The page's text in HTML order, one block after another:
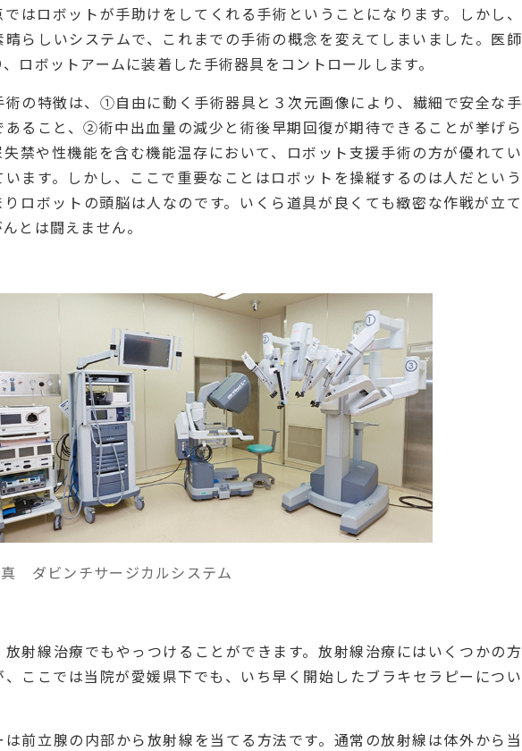
はロボットが手助けをしてくれる手術ということになります。しかし、
晴らしいシステムで、これまでの手術の概念を変えてしまいました。医師
ロボットアームに装着した手術器具をコントロールします。
術の特徴は、①自由に動く手術器具と３次元画像により、繊細で安全な手
あること、②術中出血量の減少と術後早期回復が期待できることが挙げら
失禁や性機能を含む機能温存において、ロボット支援手術の方が優れてい
います。しかし、ここで重要なことはロボットを操縦するのは人だという
りロボットの頭脳は人なのです。いくら道具が良くても緻密な作戦が立て
とは闘えません。
ダビンチサージカルシステム
射線治療でもやっつけることができます。放射線治療にはいくつかの方
ここでは当院が愛媛県下でも、いち早く開始したブラキセラピーについ
は前立腺の内部から放射線を当てる方法です。通常の放射線は体外から当